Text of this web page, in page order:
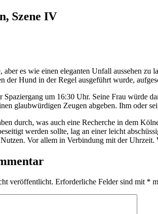
Szene IV
aber es wie einen eleganten Unfall aussehen
der Hund in der Regel ausgeführt wurde,
Spaziergang um 16:30 Uhr. Seine Frau würde
glaubwürdigen Zeugen abgeben. Ihm oder
durch, was auch eine Recherche in dem
werden sollte, lag an einer leicht
Vor allem in Verbindung mit der Uhrzeit.
veröffentlicht. Erforderliche Felder sind mit *